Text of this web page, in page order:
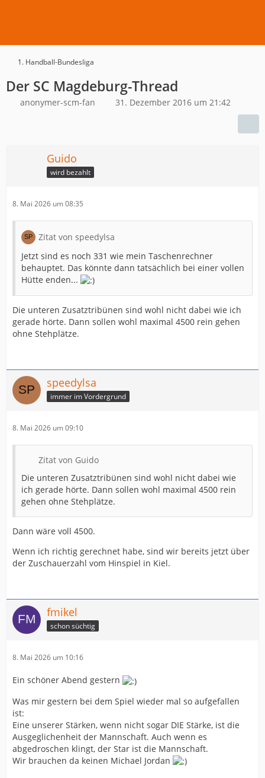
1. Handball-Bundesliga
Der SC Magdeburg-Thread
anonymer-scm-fan 31. Dezember 2016 um 21:42
Guido
wird bezahlt
8. Mai 2026 um 08:35
Zitat von speedylsa
Jetzt sind es noch 331 wie mein Taschenrechner
behauptet. Das könnte dann tatsächlich bei einer vollen
Hütte enden...
Die unteren Zusatztribünen sind wohl nicht dabei wie ich
gerade hörte. Dann sollen wohl maximal 4500 rein gehen
ohne Stehplätze.
speedylsa
immer im Vordergrund
8. Mai 2026 um 09:10
Zitat von Guido
Die unteren Zusatztribünen sind wohl nicht dabei wie
ich gerade hörte. Dann sollen wohl maximal 4500 rein
gehen ohne Stehplätze.
Dann wäre voll 4500.
Wenn ich richtig gerechnet habe, sind wir bereits jetzt über
der Zuschauerzahl vom Hinspiel in Kiel.
fmikel
schon süchtig
8. Mai 2026 um 10:16
Ein schöner Abend gestern
Was mir gestern bei dem Spiel wieder mal so aufgefallen
ist:
Eine unserer Stärken, wenn nicht sogar DIE Stärke, ist die
Ausgeglichenheit der Mannschaft. Auch wenn es
abgedroschen klingt, der Star ist die Mannschaft.
Wir brauchen da keinen Michael Jordan